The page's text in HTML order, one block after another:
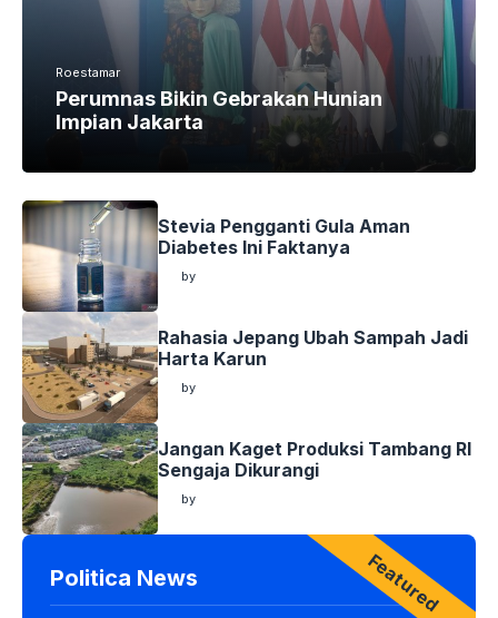
Roestamar
Perumnas Bikin Gebrakan Hunian
Impian Jakarta
Stevia Pengganti Gula Aman
Diabetes Ini Faktanya
by
Rahasia Jepang Ubah Sampah Jadi
Harta Karun
by
Jangan Kaget Produksi Tambang RI
Sengaja Dikurangi
by
Politica News Featured